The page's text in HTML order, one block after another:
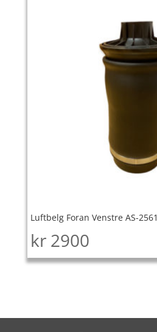
Luftbelg Foran Venstre AS-2561
kr 2900